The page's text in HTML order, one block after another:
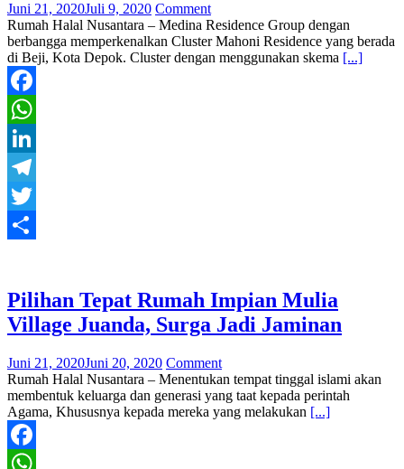
Juni 21, 2020Juli 9, 2020 Comment
Rumah Halal Nusantara – Medina Residence Group dengan
berbangga memperkenalkan Cluster Mahoni Residence yang berada
di Beji, Kota Depok. Cluster dengan menggunakan skema [...]
Facebook
WhatsApp
LinkedIn
Telegram
Twitter
Pilihan Tepat Rumah Impian Mulia
Village Juanda, Surga Jadi Jaminan
Juni 21, 2020Juni 20, 2020 Comment
Rumah Halal Nusantara – Menentukan tempat tinggal islami akan
membentuk keluarga dan generasi yang taat kepada perintah
Agama, Khususnya kepada mereka yang melakukan [...]
Facebook